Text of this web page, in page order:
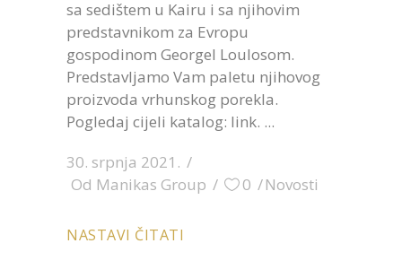
sa sedištem u Kairu i sa njihovim
predstavnikom za Evropu
gospodinom Georgel Loulosom.
Predstavljamo Vam paletu njihovog
proizvoda vrhunskog porekla.
Pogledaj cijeli katalog: link.
30. srpnja 2021.
Od Manikas Group 0 Novosti
NASTAVI ČITATI